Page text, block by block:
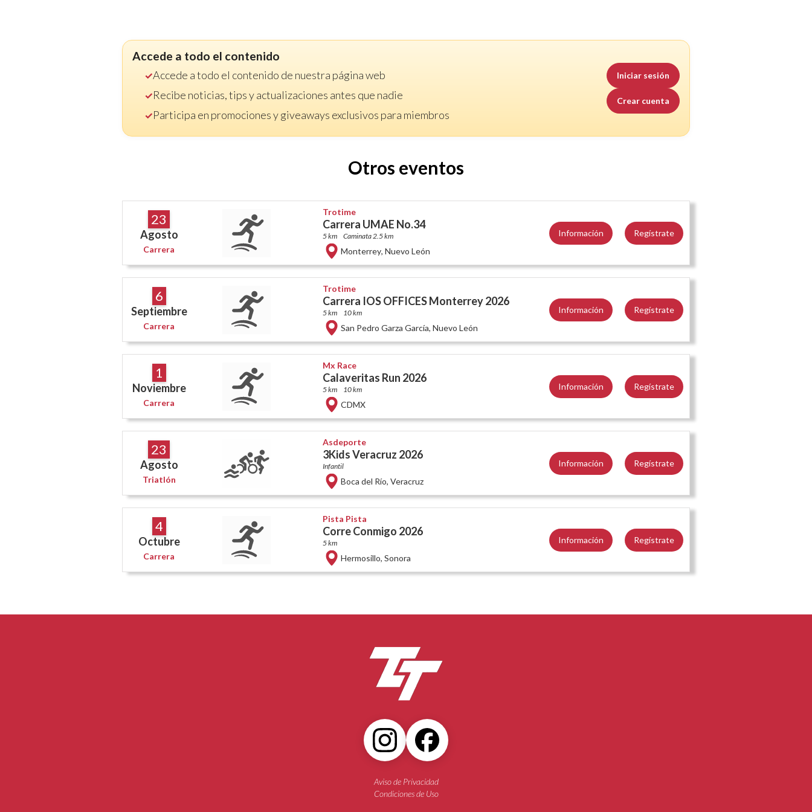
Accede a todo el contenido
Accede a todo el contenido de nuestra página web
Recibe noticias, tips y actualizaciones antes que nadie
Participa en promociones y giveaways exclusivos para miembros
Iniciar sesión
Crear cuenta
Otros eventos
23
Agosto
Carrera
Trotime
Carrera UMAE No.34
5 km Caminata 2.5 km
Monterrey, Nuevo León
Información Regístrate
6
Septiembre
Carrera
Trotime
Carrera IOS OFFICES Monterrey 2026
5 km 10 km
San Pedro Garza García, Nuevo León
Información Regístrate
1
Noviembre
Carrera
Mx Race
Calaveritas Run 2026
5 km 10 km
CDMX
Información Regístrate
23
Agosto
Triatlón
Asdeporte
3Kids Veracruz 2026
Infantil
Boca del Río, Veracruz
Información Regístrate
4
Octubre
Carrera
Pista Pista
Corre Conmigo 2026
5 km
Hermosillo, Sonora
Información Regístrate
Aviso de Privacidad
Condiciones de Uso